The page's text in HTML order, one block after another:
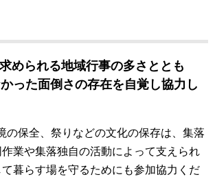
められる地域行事の多さととも
った面倒さの存在を自覚し協力し
の保全、祭りなどの文化の保存は、集落
業や集落独自の活動によって支えられ
暮らす場を守るためにも参加協力くだ